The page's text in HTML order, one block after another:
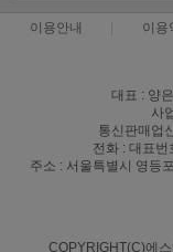
이용안내 이용
대표 : 양
사
통신판매업
전화 : 대표
주소 : 서울특별시 영등
COPYRIGHT(C)에